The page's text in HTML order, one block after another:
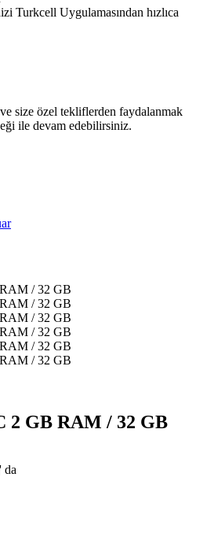
Turkcell Uygulamasından hızlıca
size özel tekliflerden faydalanmak
ile devam edebilirsiniz.
2 GB RAM / 32 GB
da